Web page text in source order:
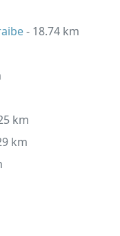
- 18.74 km
km
km